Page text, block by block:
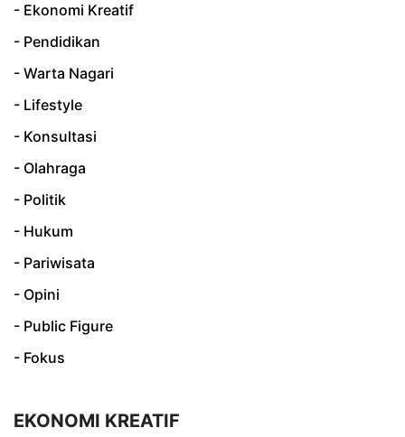
- Ekonomi Kreatif
- Pendidikan
- Warta Nagari
- Lifestyle
- Konsultasi
- Olahraga
- Politik
- Hukum
- Pariwisata
- Opini
- Public Figure
- Fokus
EKONOMI KREATIF